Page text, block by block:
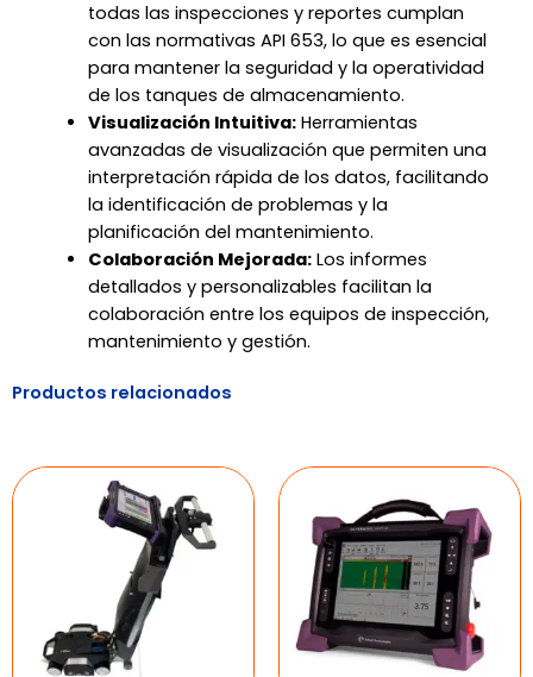
todas las inspecciones y reportes cumplan
con las normativas API 653, lo que es esencial
para mantener la seguridad y la operatividad
de los tanques de almacenamiento.
Visualización Intuitiva:Herramientas
avanzadas de visualización que permiten una
interpretación rápida de los datos, facilitando
la identificación de problemas y la
planificación del mantenimiento.
Colaboración Mejorada:Los informes
detallados y personalizables facilitan la
colaboración entre los equipos de inspección,
mantenimiento y gestión.
Productos relacionados